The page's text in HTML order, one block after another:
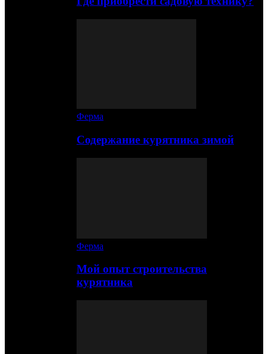
Ферма
Содержание курятника зимой
Ферма
Мой опыт строительства
курятника